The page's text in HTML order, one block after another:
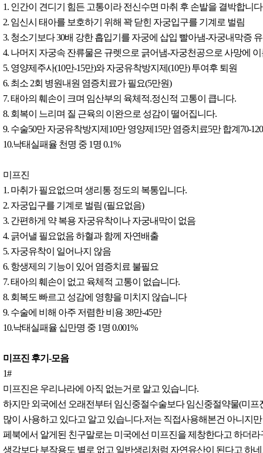
1. 인간이 견디기 힘든 고통이라 전신수면 마취 후 손발을 결박합니
2. 임신시 태아를 보호하기 위해 꽉 닫힌 자궁입구를 기계로 벌림
3. 청소기보다 30배 강한 흡입기를 자궁에 삽입 빨아냄-자궁내막증
4. 나머지 자궁속 잔류물은 규렛으로 긁어냄-자궁천공으로 사망에
5. 영양제주사(10만-15만)와 자궁유착방지제(10만) 투여후 퇴원
6. 최소 2회 병원내원 염증치료가 필요(5만원)
7. 태아의 훼손이 크며 임산부의 육체적.정신적 고통이 큽니다.
8. 회복이 느리며 질 근육의 이완으로 성감이 떨어집니다.
9. 수술50만 자궁유착방지제10만 영양제15만 염증치료5만 합계70-
10.낙태실패율 천명 중 1명 0.1%
미프진
1. 마취가 필요없으며 생리통 정도의 복통입니다.
2. 자궁입구를 기계로 벌림 (필요없음)
3. 간편하게 약 복용 자궁유착이나 자궁내막이 없음
4. 긁어낼 필요없음 하혈과 함께 자연배출
5. 자궁유착이 일어나지 않음
6. 항생제의 기능이 있어 염증치료 불필요
7. 태아의 훼손이 없고 육체적 고통이 없습니다.
8. 회복도 빠르고 성감에 영향을 미치지 않습니다
9. 수술에 비해 아주 저렴한 비용 38만-45만
10.낙태실패율 십만명 중 1명 0.001%
미프진 후기-모음
1#
미프진은 우리나라에 아직 없는거로 알고 있습니다.
하지만 외국에선 오래전부터 임신중절수술보다 임신중절약물(미프
많이 사용하고 있다고 알고 있습니다.저는 직접사용해본건 아니지만
페북에서 알게된 친구말로는 미국에선 미프진을 제창한다고 하더라
생각보다 부작용도 별로 없고 일반생리처럼 자연유산이 된다고 하